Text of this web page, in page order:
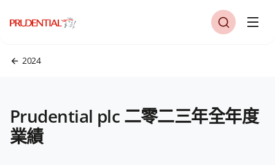
2024
Prudential plc 二零二三年全年度
業績